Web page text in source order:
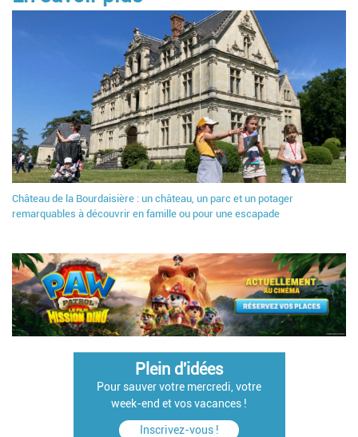
Château de la Bourdaisière : un château, un parc et un potager
remarquables à découvrir en famille ou pour une escapade
Plein d'idées
Pour sauver votre mercredi, votre
week-end et vos vacances !
Inscrivez-vous !